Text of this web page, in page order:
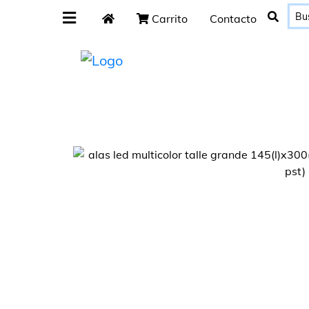
Carrito Contacto